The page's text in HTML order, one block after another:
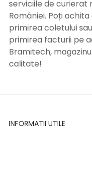
serviciile de curierat
României. Poți
primirea coletului
primirea facturii pe
Bramitech,
calitate!
INFORMATII UTILE